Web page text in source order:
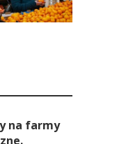
na farmy